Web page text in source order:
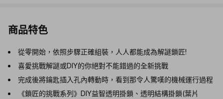
商品特色
從零開始，依照步驟正確組裝，人人都能成為解謎鎖匠!
喜愛挑戰解謎或DIY的你絕對不能錯過的全新挑戰
完成後將鑰匙插入孔內轉動時，看到那令人驚嘆的機械運行過程
《鎖匠的挑戰系列》DIY益智透明掛鎖、透明結構掛鎖(葉片